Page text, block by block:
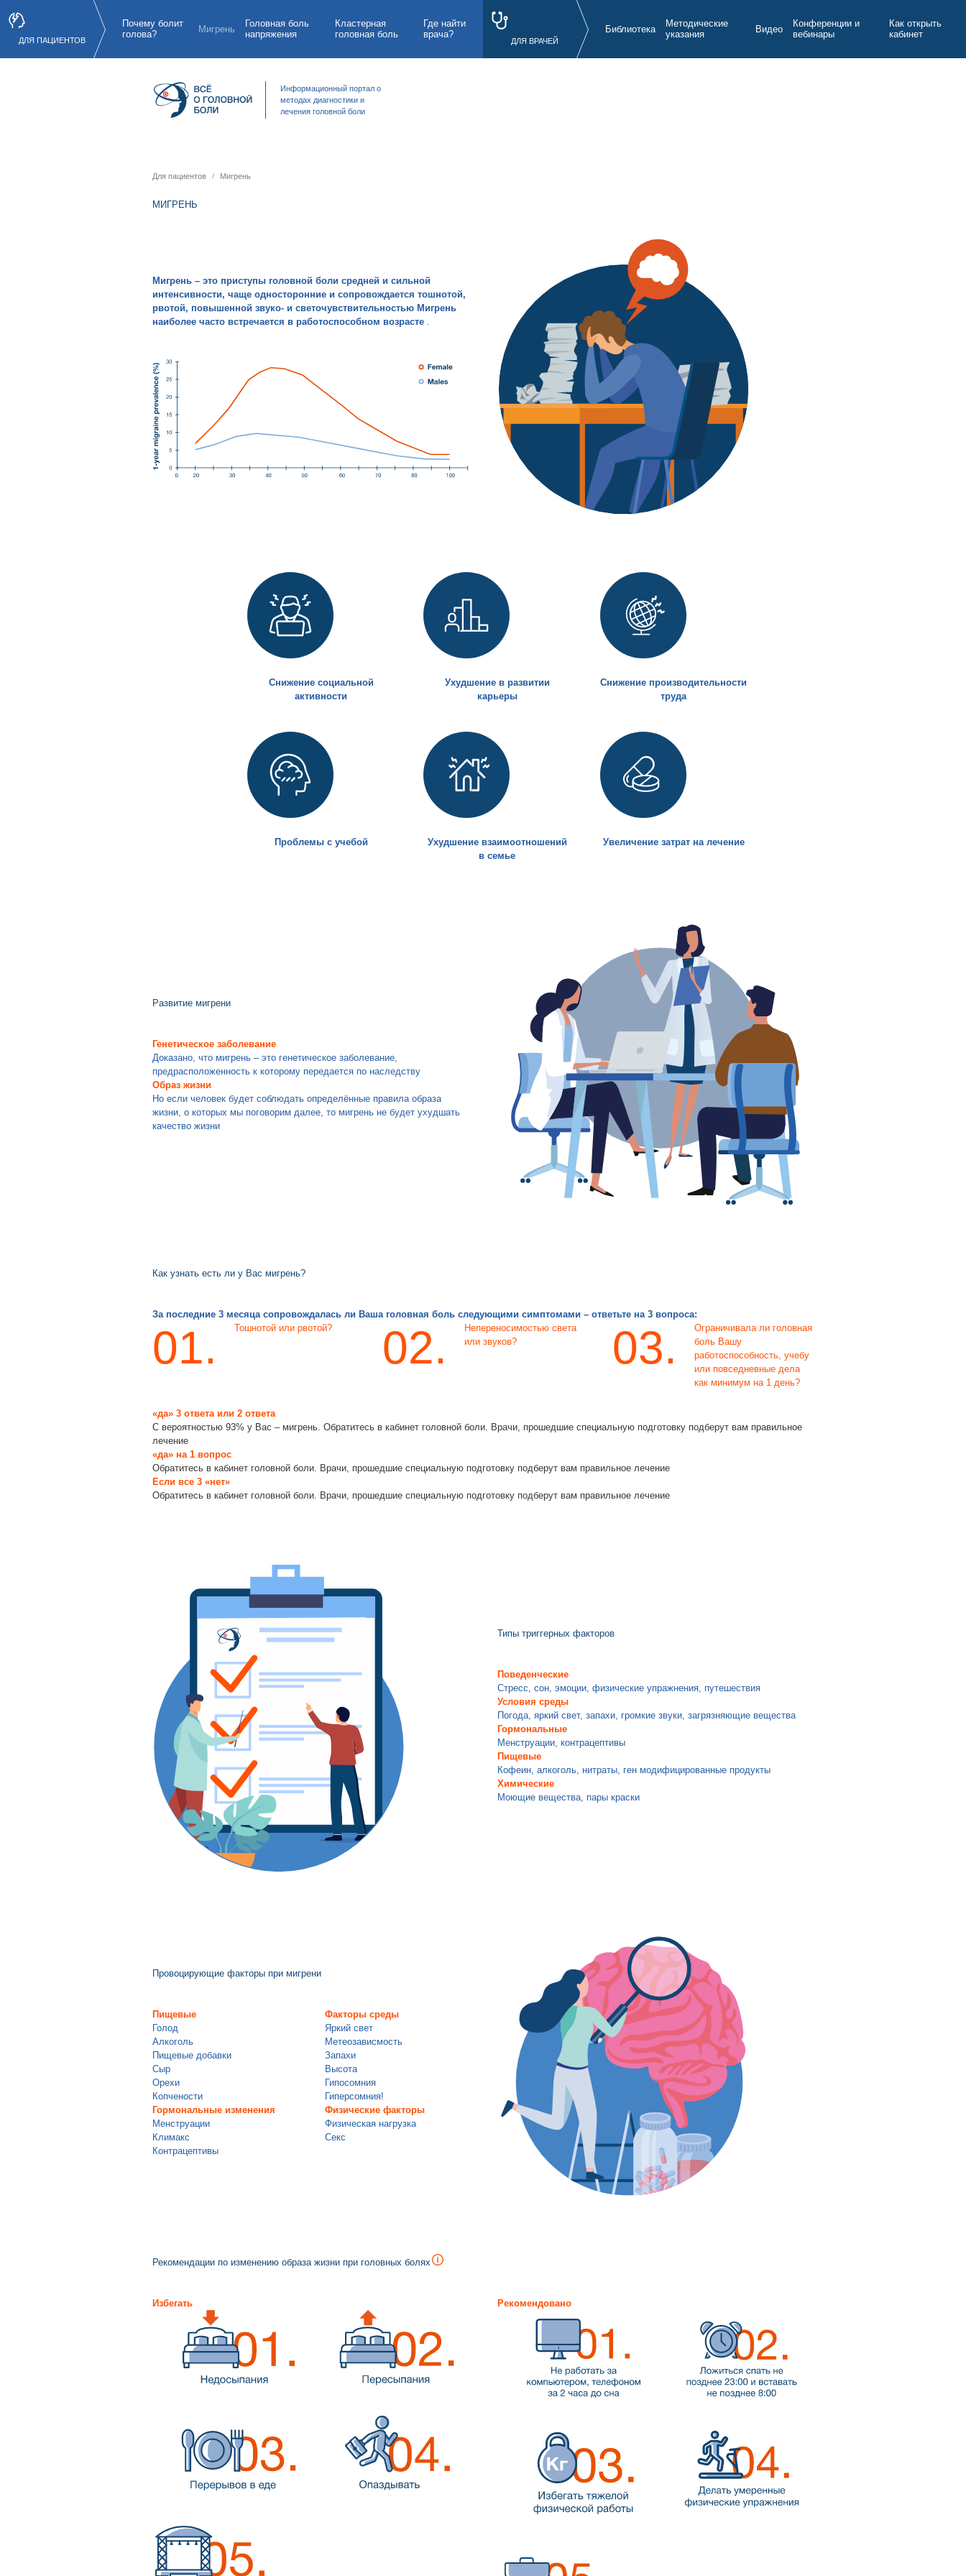
ДЛЯ ПАЦИЕНТОВ
Почему болит
голова?
Мигрень
Головная боль
напряжения
Кластерная
головная боль
Где найти
врача?
ДЛЯ ВРАЧЕЙ
Библиотека
Методические
указания
Видео
Конференции и
вебинары
Как открыть
кабинет
Информационный портал о
методах диагностики и
лечения головной боли
Для пациентов Мигрень
МИГРЕНЬ
Мигрень – это приступы головной боли средней и сильной
интенсивности, чаще односторонние и сопровождается тошнотой,
рвотой, повышенной звуко- и светочувствительностью Мигрень
наиболее часто встречается в работоспособном возрасте .
Снижение социальной
активности
Ухудшение в развитии
карьеры
Снижение производительности
труда
Проблемы с учебой
Ухудшение взаимоотношений
в семье
Увеличение затрат на лечение
Развитие мигрени
Генетическое заболевание
Доказано, что мигрень – это генетическое заболевание,
предрасположенность к которому передается по наследству
Образ жизни
Но если человек будет соблюдать определённые правила образа
жизни, о которых мы поговорим далее, то мигрень не будет ухудшать
качество жизни
Как узнать есть ли у Вас мигрень?
За последние 3 месяца сопровождалась ли Ваша головная боль следующими симптомами – ответьте на 3 вопроса:
01. Тошнотой или рвотой? 02.
Непереносимостью света
или звуков?
03.
Ограничивала ли головная
боль Вашу
работоспособность, учебу
или повседневные дела
как минимум на 1 день?
«да» 3 ответа или 2 ответа
С вероятностью 93% у Вас – мигрень. Обратитесь в кабинет головной боли. Врачи, прошедшие специальную подготовку подберут вам правильное
лечение
«да» на 1 вопрос
Обратитесь в кабинет головной боли. Врачи, прошедшие специальную подготовку подберут вам правильное лечение
Если все 3 «нет»
Обратитесь в кабинет головной боли. Врачи, прошедшие специальную подготовку подберут вам правильное лечение
Типы триггерных факторов
Поведенческие
Стресс, сон, эмоции, физические упражнения, путешествия
Условия среды
Погода, яркий свет, запахи, громкие звуки, загрязняющие вещества
Гормональные
Менструации, контрацептивы
Пищевые
Кофеин, алкоголь, нитраты, ген модифицированные продукты
Химические
Моющие вещества, пары краски
Провоцирующие факторы при мигрени
Пищевые
Голод
Алкоголь
Пищевые добавки
Сыр
Орехи
Копчености
Гормональные изменения
Менструации
Климакс
Контрацептивы
Факторы среды
Яркий свет
Метеозависмость
Запахи
Высота
Гипосомния
Гиперсомния!
Физические факторы
Физическая нагрузка
Секс
Рекомендации по изменению образа жизни при головных болях
Избегать Рекомендовано